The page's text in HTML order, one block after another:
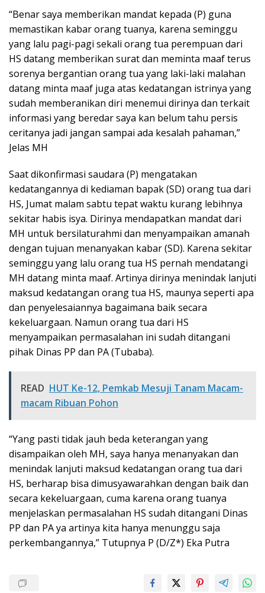
“Benar saya memberikan mandat kepada (P) guna
memastikan kabar orang tuanya, karena seminggu
yang lalu pagi-pagi sekali orang tua perempuan dari
HS datang memberikan surat dan meminta maaf terus
sorenya bergantian orang tua yang laki-laki malahan
datang minta maaf juga atas kedatangan istrinya yang
sudah memberanikan diri menemui dirinya dan terkait
informasi yang beredar saya kan belum tahu persis
ceritanya jadi jangan sampai ada kesalah pahaman,”
Jelas MH
Saat dikonfirmasi saudara (P) mengatakan
kedatangannya di kediaman bapak (SD) orang tua dari
HS, Jumat malam sabtu tepat waktu kurang lebihnya
sekitar habis isya. Dirinya mendapatkan mandat dari
MH untuk bersilaturahmi dan menyampaikan amanah
dengan tujuan menanyakan kabar (SD). Karena sekitar
seminggu yang lalu orang tua HS pernah mendatangi
MH datang minta maaf. Artinya dirinya menindak lanjuti
maksud kedatangan orang tua HS, maunya seperti apa
dan penyelesaiannya bagaimana baik secara
kekeluargaan. Namun orang tua dari HS
menyampaikan permasalahan ini sudah ditangani
pihak Dinas PP dan PA (Tubaba).
READ HUT Ke-12, Pemkab Mesuji Tanam Macam-
macam Ribuan Pohon
“Yang pasti tidak jauh beda keterangan yang
disampaikan oleh MH, saya hanya menanyakan dan
menindak lanjuti maksud kedatangan orang tua dari
HS, berharap bisa dimusyawarahkan dengan baik dan
secara kekeluargaan, cuma karena orang tuanya
menjelaskan permasalahan HS sudah ditangani Dinas
PP dan PA ya artinya kita hanya menunggu saja
perkembangannya,” Tutupnya P (D/Z*) Eka Putra